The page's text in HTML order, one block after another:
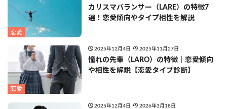
恋愛
カリスマバランサー（LARE）の特徴7
選！恋愛傾向やタイプ相性を解説
恋愛
2025年12月4日 2025年11月27日
憧れの先輩（LARO）の特徴｜恋愛傾向
や相性を解説【恋愛タイプ診断】
2025年12月4日 2026年3月18日